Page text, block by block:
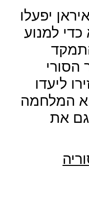
יפעלו
למנוע
ליעדו
המלחמה
את